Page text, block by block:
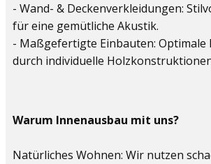
- Wand- & Deckenverkleidungen:
für eine gemütliche Akustik.
- Maßgefertigte Einbauten: Optimale
durch individuelle
Warum Innenausbau mit uns?
Natürliches Wohnen: Wir nutzen